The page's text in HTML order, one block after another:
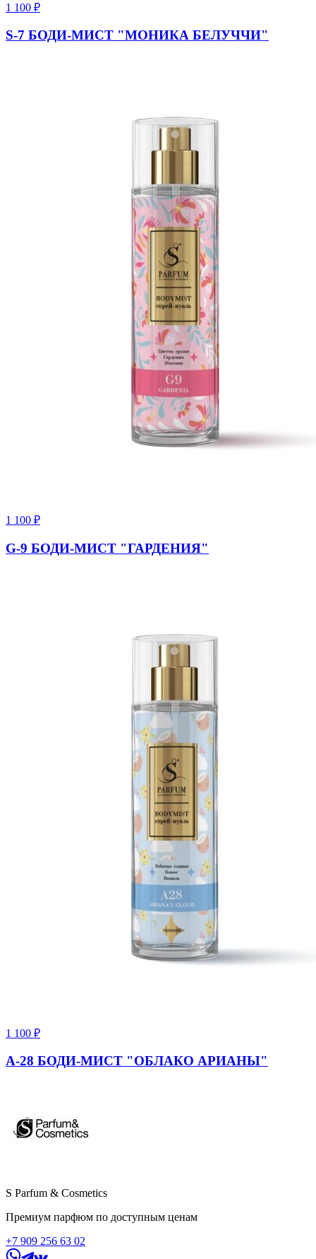
1 100 ₽
S-7 БОДИ-МИСТ "МОНИКА БЕЛУЧЧИ"
1 100 ₽
G-9 БОДИ-МИСТ "ГАРДЕНИЯ"
1 100 ₽
A-28 БОДИ-МИСТ "ОБЛАКО АРИАНЫ"
S Parfum & Cosmetics
Премиум парфюм по доступным ценам
+7 909 256 63 02